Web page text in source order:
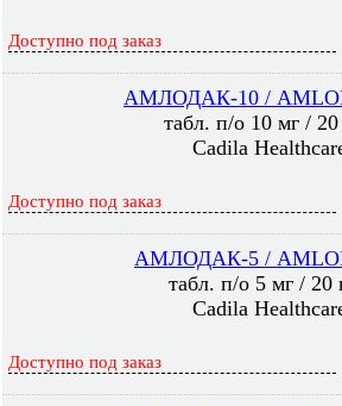
Доступно под заказ
АМЛОДАК-10 /
табл. п/о 10 мг /
Cadila
Доступно под заказ
АМЛОДАК-5 /
табл. п/о 5 мг / 20
Cadila
Доступно под заказ